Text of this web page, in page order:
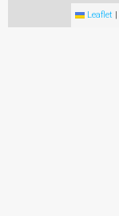
Leaflet |